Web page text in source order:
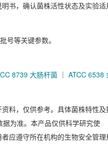
书，确认菌株活性状态及实验适
号等关键参数。
8739 大肠杆菌 ｜ ATCC 6538
料，仅供参考。具体菌株特性及
为准。本产品仅供科学研究使
应遵守所在机构的生物安全管理